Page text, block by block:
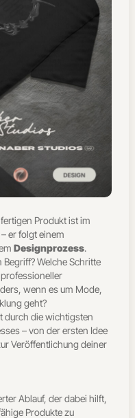
Produkt ist im
er folgt einem
Designprozess.
Welche Schritte
wenn es um Mode,
geht?
durch die wichtigsten
– von der ersten Idee
Veröffentlichung deiner
Ablauf, der dabei hilft,
Produkte zu